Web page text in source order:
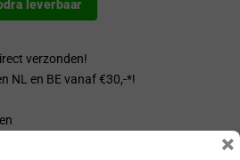
leverbaar
verzonden!
NL en BE vanaf €30,-*!
×